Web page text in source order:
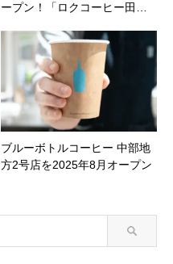
ープン！「ロクコーヒー田…
ブルーボトルコーヒー 中部地
方2号店を2025年8月オープン